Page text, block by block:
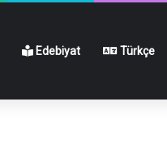
Edebiyat Türkçe